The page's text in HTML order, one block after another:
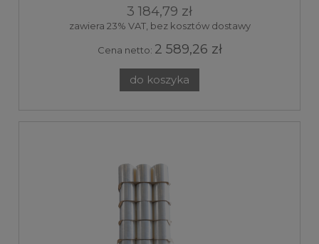
3 184,79 zł
zawiera 23% VAT, bez kosztów dostawy
Cena netto: 2 589,26 zł
do koszyka